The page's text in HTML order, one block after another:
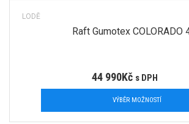
LODĚ
Raft Gumotex COLORADO
44 990Kč s DPH
VÝBĚR MOŽNOSTÍ